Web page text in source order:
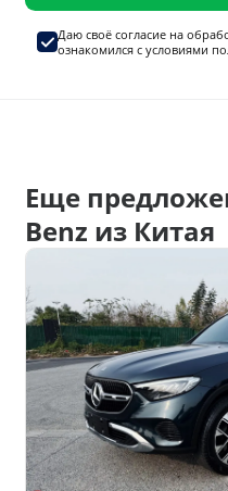
Даю своё согласие на
ознакомился с условиями
Еще
Benz из Китая